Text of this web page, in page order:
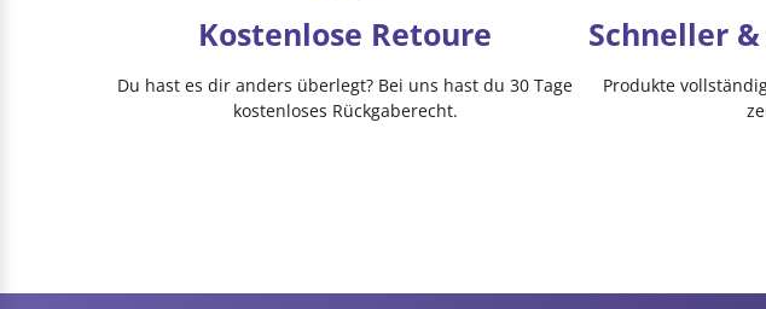
Kostenlose Retoure
Du hast es dir anders überlegt? Bei uns hast du 30 Tage
kostenloses Rückgaberecht.
Schneller
Produkte